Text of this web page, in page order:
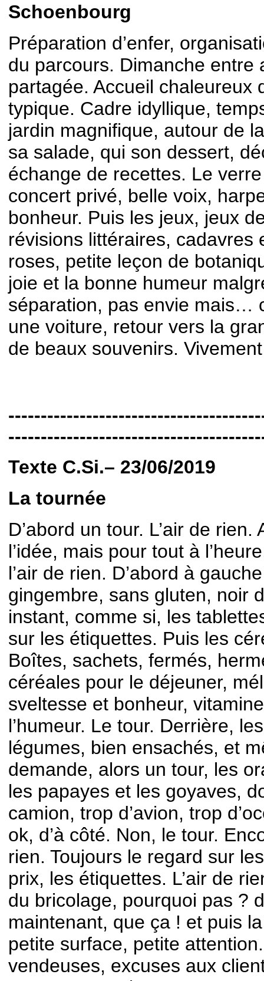
Schoenbourg
Préparation d’enfer,
du parcours. Dimanche entre
partagée. Accueil chaleureux
typique. Cadre idyllique,
jardin magnifique, autour de
sa salade, qui son dessert,
échange de recettes. Le
concert privé, belle voix,
bonheur. Puis les jeux, jeux
révisions littéraires, cadavres
roses, petite leçon de
joie et la bonne humeur
séparation, pas envie mais…
une voiture, retour vers la
de beaux souvenirs.
Texte C.Si.– 23/06/2019
La tournée
D’abord un tour. L’air de rien.
l’idée, mais pour tout à
l’air de rien. D’abord à
gingembre, sans gluten, noir
instant, comme si, les
sur les étiquettes. Puis les
Boîtes, sachets, fermés,
céréales pour le déjeuner,
sveltesse et bonheur,
l’humeur. Le tour. Derrière,
légumes, bien ensachés, et
demande, alors un tour, les
les papayes et les goyaves,
camion, trop d’avion, trop
ok, d’à côté. Non, le tour.
rien. Toujours le regard sur
prix, les étiquettes. L’air de
du bricolage, pourquoi pas ?
maintenant, que ça ! et puis
petite surface, petite
vendeuses, excuses aux